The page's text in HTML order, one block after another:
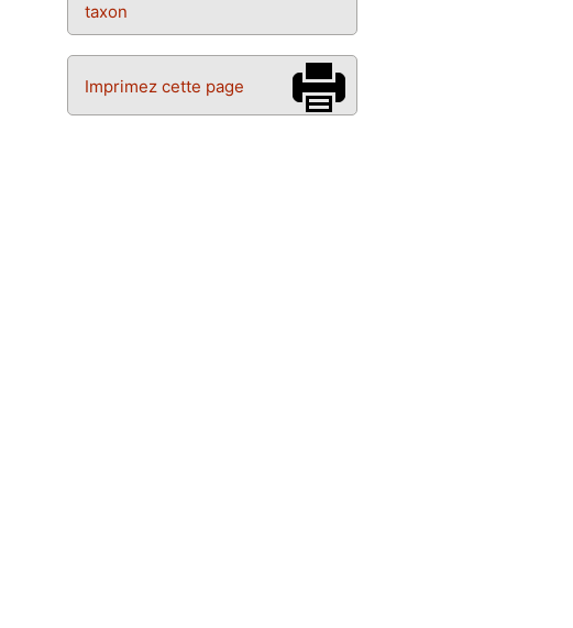
taxon
Imprimez cette page